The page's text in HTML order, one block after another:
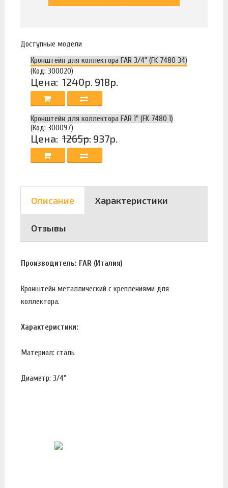
Доступные модели
Кронштейн для коллектора FAR 3/4" (FK 7480 34)
(Код: 300020)
Цена: 1240р. 918р.
Кронштейн для коллектора FAR 1" (FK 7480 1)
(Код: 300097)
Цена: 1265р. 937р.
Описание Характеристики
Отзывы
Производитель: FAR (Италия)
Кронштейн металлический с креплениями для
коллектора.
Характеристики:
Материал: сталь
Диаметр: 3/4"